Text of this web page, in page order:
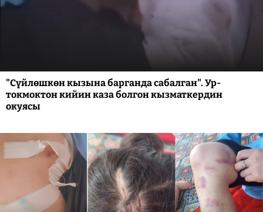
"Сүйлөшкөн кызына барганда сабалган". Ур-
токмоктон кийин каза болгон кызматкердин
окуясы